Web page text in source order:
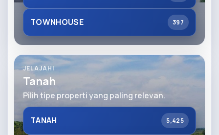
TOWNHOUSE 397
JELAJAHI
Tanah
Pilih tipe properti yang paling relevan.
TANAH 5,425